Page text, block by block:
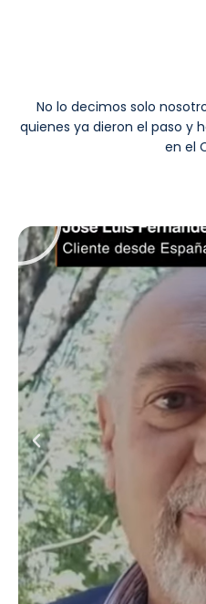
No lo decimos solo
quienes ya dieron el paso y
en el